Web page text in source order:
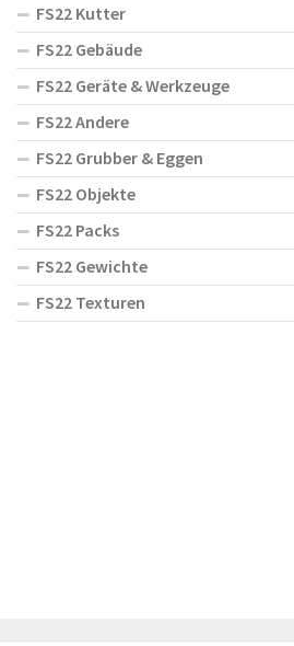
FS22 Kutter
FS22 Gebäude
FS22 Geräte & Werkzeuge
FS22 Andere
FS22 Grubber & Eggen
FS22 Objekte
FS22 Packs
FS22 Gewichte
FS22 Texturen